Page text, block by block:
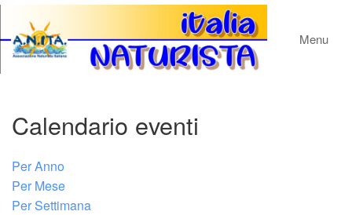
Menu
Calendario eventi
Per Anno
Per Mese
Per Settimana